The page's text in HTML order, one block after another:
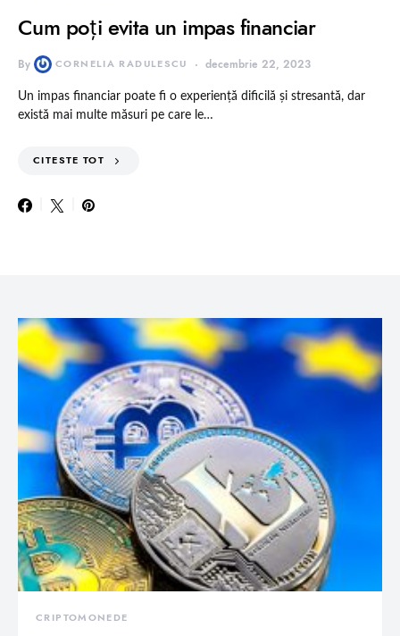
Cum poți evita un impas financiar
By CORNELIA RADULESCU decembrie 22, 2023
Un impas financiar poate fi o experiență dificilă și stresantă, dar
există mai multe măsuri pe care le…
CITESTE TOT
CRIPTOMONEDE